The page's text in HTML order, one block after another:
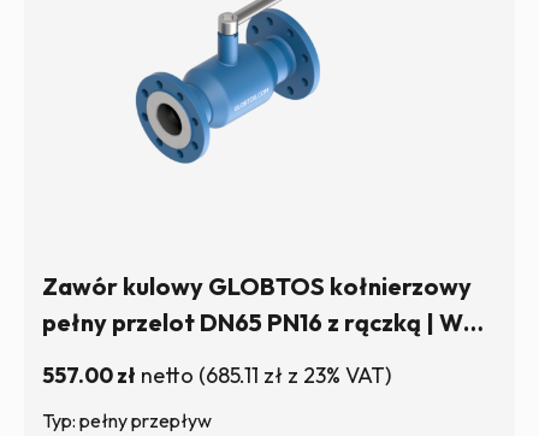
Zawór kulowy GLOBTOS kołnierzowy
pełny przelot DN65 PN16 z rączką | W
557.00zł netto (685.11 zł z 23% VAT)
Typ: pełny przepływ